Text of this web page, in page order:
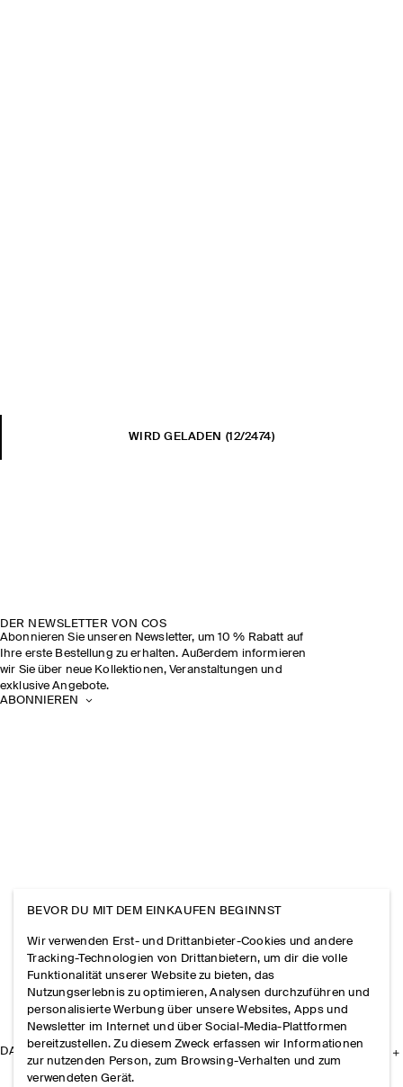
WIRD GELADEN (12/2474)
DER NEWSLETTER VON COS
Abonnieren Sie unseren Newsletter, um 10 % Rabatt auf
Ihre erste Bestellung zu erhalten. Außerdem informieren
wir Sie über neue Kollektionen, Veranstaltungen und
exklusive Angebote.
ABONNIEREN
DAS UNTERNEHMEN
BEVOR DU MIT DEM EINKAUFEN BEGINNST
Wir verwenden Erst- und Drittanbieter-Cookies und andere
Tracking-Technologien von Drittanbietern, um dir die volle
Funktionalität unserer Website zu bieten, das
Nutzungserlebnis zu optimieren, Analysen durchzuführen und
personalisierte Werbung über unsere Websites, Apps und
Newsletter im Internet und über Social-Media-Plattformen
bereitzustellen. Zu diesem Zweck erfassen wir Informationen
zur nutzenden Person, zum Browsing-Verhalten und zum
verwendeten Gerät.